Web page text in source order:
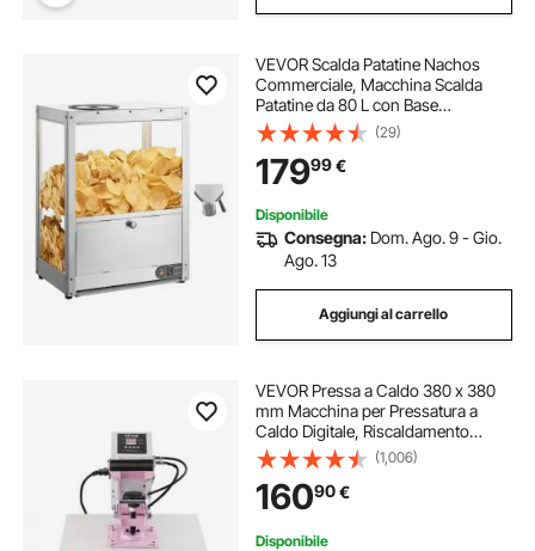
VEVOR Scalda Patatine Nachos
Commerciale, Macchina Scalda
Patatine da 80 L con Base
Riscaldante e Luce Riscaldante, con
Tavola di Deflessione, Acciaio
Inossidabile, per Popcorn, Patatine,
Arachidi
(29)
17999€
Disponibile
Consegna: Dom. Ago. 9 - Gio.
Ago. 13
Aggiungi al carrello
VEVOR Pressa a Caldo 380 x 380
mm Macchina per Pressatura a
Caldo Digitale, Riscaldamento
Rapido Uniforme, Cotone Isolante a
2 Strati, Macchina per
Trasferimento Termico per
Magliette/Cuscini, Rosa
(1,006)
16090€
Disponibile